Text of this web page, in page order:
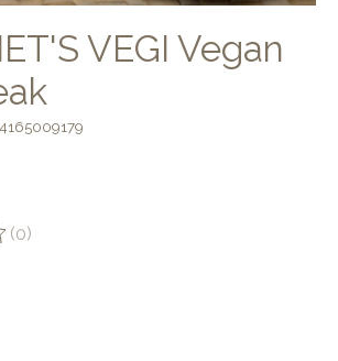
VEGI Vegan
dit product is
(0)